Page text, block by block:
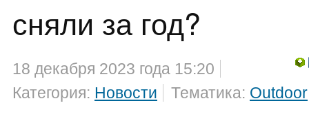
сняли за год?
18 декабря 2023 года 15:20
Категория: Новости Тематика: Outdoor